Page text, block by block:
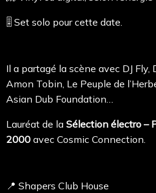
🎚️ Set solo pour cette date.
Il a partagé la scène avec DJ Fly,
Amon Tobin, Le Peuple de
Asian Dub Foundation…
Lauréat de la Sélection électro –
2000 avec Cosmic Connection.
📍 Shapers Club House